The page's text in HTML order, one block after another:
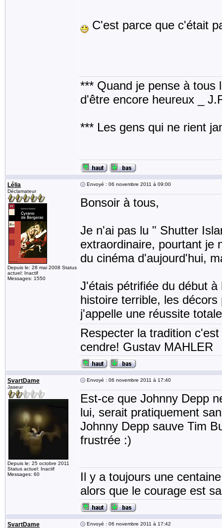
C'est parce que c'était
*** Quand je pense à tous
d'être encore heureux _
*** Les gens qui ne rient
Lélia
Déclamateur
Depuis le: 28 mai 2008 Status
actuel: Inactif
Messages: 1550
Envoyé : 06 novembre 2011 à 09:00
Bonsoir à tous,
Je n'ai pas lu " Shutter
extraordinaire, pourtant je
du cinéma d'aujourd'hui,
J'étais pétrifiée du début
histoire terrible, les
j'appelle une réussite
Respecter la tradition
cendre! Gustav MAHLER
SvartDame
Jaseur
Depuis le: 25 octobre 2011
Status actuel: Inactif
Messages: 60
Envoyé : 06 novembre 2011 à 17:40
Est-ce que Johnny Depp
lui, serait pratiquement
Johnny Depp sauve Tim
frustrée :)
Il y a toujours une
alors que le courage est
SvartDame Envoyé : 06 novembre 2011 à 17:42